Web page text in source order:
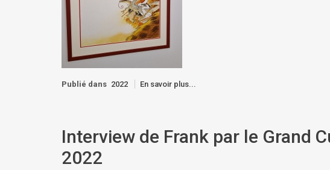
Publié dans 2022 En savoir plus...
Interview de Frank par le Grand
2022